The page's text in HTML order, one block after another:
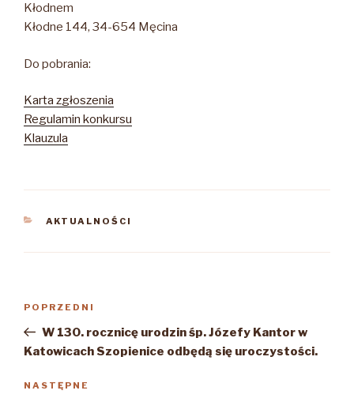
Kłodnem
Kłodne 144, 34-654 Męcina
Do pobrania:
Karta zgłoszenia
Regulamin konkursu
Klauzula
KATEGORIE
AKTUALNOŚCI
Poprzedni
wpis
POPRZEDNI
W 130. rocznicę urodzin śp. Józefy Kantor w
Katowicach Szopienice odbędą się uroczystości.
Następny
NASTĘPNE